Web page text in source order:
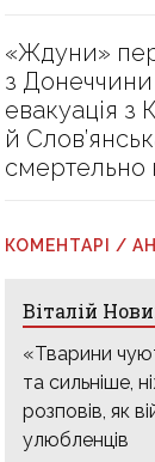
«Ждуни»
з Донеччини
евакуація з
й
смертельно
КОМЕНТАРІ /
Віталій
«Тварини
та сильніше,
розповів, як
улюбленців